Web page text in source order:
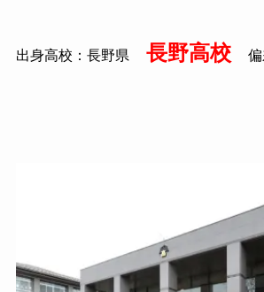
出身高校：長野県 長野高校 偏